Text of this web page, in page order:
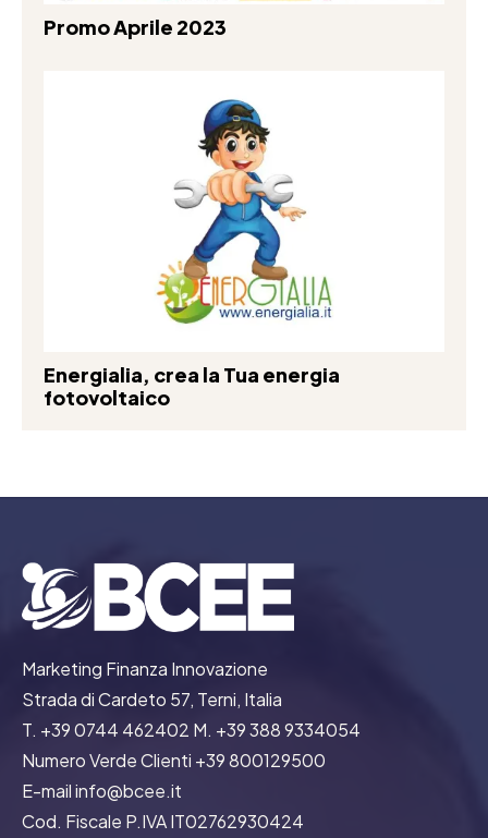
Promo Aprile 2023
Energialia, crea la Tua energia
fotovoltaico
Marketing Finanza Innovazione
Strada di Cardeto 57, Terni, Italia
T. +39 0744 462402 M. +39 388 9334054
Numero Verde Clienti +39 800129500
E-mail info@bcee.it
Cod. Fiscale P.IVA IT02762930424